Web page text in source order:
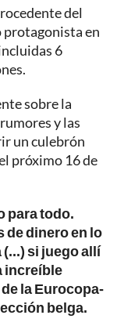
del
protagonista en
6
sobre la
y las
un culebrón
próximo 16 de
para todo.
de dinero en lo
si juego allí
increíble
la Eurocopa-
belga.